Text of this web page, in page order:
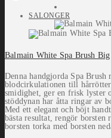
SALONGER
Balmain White Spa Brush Big
Denna handgjorda Spa
blodcirkulationen till
smidighet, ger en frisk lyster
stöddynan har åtta ringar av
Med ett elegant och böjt
bästa resultat, rengör
borsten torka med borsten